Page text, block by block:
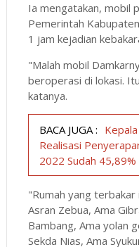
Ia mengatakan, mobil
Pemerintah
1 jam kejadian
"Malah mobil
beroperasi di lokasi.
katanya.
BACA JUGA :
Realisasi
2022 Sudah 45,89%
"Rumah yang
Asran Zebua, Ama
Bambang, Ama yolan
Sekda Nias, Ama